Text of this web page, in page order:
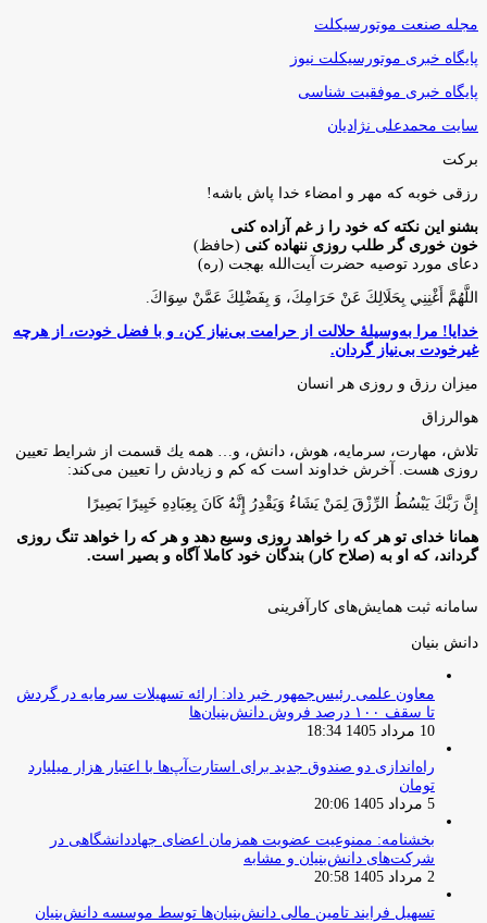
مجله صنعت موتورسیکلت
پایگاه خبری موتورسیکلت نیوز
پایگاه خبری موفقیت شناسی
سایت محمدعلی نژادیان
برکت
رزقی خوبه كه مهر و امضاء خدا پاش باشه!
بشنو این نکته که خود را ز غم آزاده کنی
خون خوری گر طلب روزی ننهاده کنی (حافظ)
دعای مورد توصیه حضرت آیت‌الله بهجت (ره)
اللَّهُمَّ أَغْنِنِي بِحَلَالِكَ عَنْ حَرَامِكَ، وَ بِفَضْلِكَ عَمَّنْ سِوَاكَ‏.
خدایا! مرا به‌وسیلۀ حلالت از حرامت بی‌نیاز کن، و با فضل خودت، از هرچه
غیرخودت بی‌نیاز گردان.
میزان رزق و روزی هر انسان
هوالرزاق
تلاش، مهارت، سرمايه، هوش، دانش، و… همه يك قسمت از شرايط تعيين
روزى هست. آخرش خداوند است كه كم و زيادش را تعيين مى‌كند:
إِنَّ رَبَّكَ يَبْسُطُ الرِّزْقَ لِمَنْ يَشَاءُ وَيَقْدِرُ إِنَّهُ كَانَ بِعِبَادِهِ خَبِيرًا بَصِيرًا
همانا خدای تو هر که را خواهد روزی وسیع دهد و هر که را خواهد تنگ روزی
گرداند، که او به (صلاح کار) بندگان خود کاملا آگاه و بصیر است.
سامانه ثبت همایش‌های کارآفرینی
دانش‌ بنیان‌
معاون علمی رئیس‌جمهور خبر داد: ارائه تسهیلات سرمایه در گردش
تا سقف ۱۰۰ درصد فروش دانش‌بنیان‌ها
10 مرداد 1405 18:34
راه‌اندازی دو صندوق جدید برای استارت‌آپ‌ها با اعتبار هزار میلیارد
تومان
5 مرداد 1405 20:06
بخشنامه: ممنوعیت عضویت همزمان اعضای جهاددانشگاهی در
شرکت‌های دانش‌بنیان و مشابه
2 مرداد 1405 20:58
تسهیل فرایند تامین مالی دانش‌بنیان‌ها توسط موسسه دانش‌بنیان